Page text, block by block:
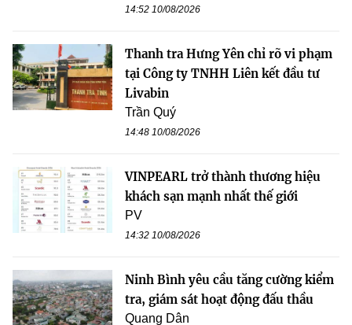
14:52 10/08/2026
Thanh tra Hưng Yên chỉ rõ vi phạm
tại Công ty TNHH Liên kết đầu tư
Livabin
Trần Quý
14:48 10/08/2026
VINPEARL trở thành thương hiệu
khách sạn mạnh nhất thế giới
PV
14:32 10/08/2026
Ninh Bình yêu cầu tăng cường kiểm
tra, giám sát hoạt động đấu thầu
Quang Dân